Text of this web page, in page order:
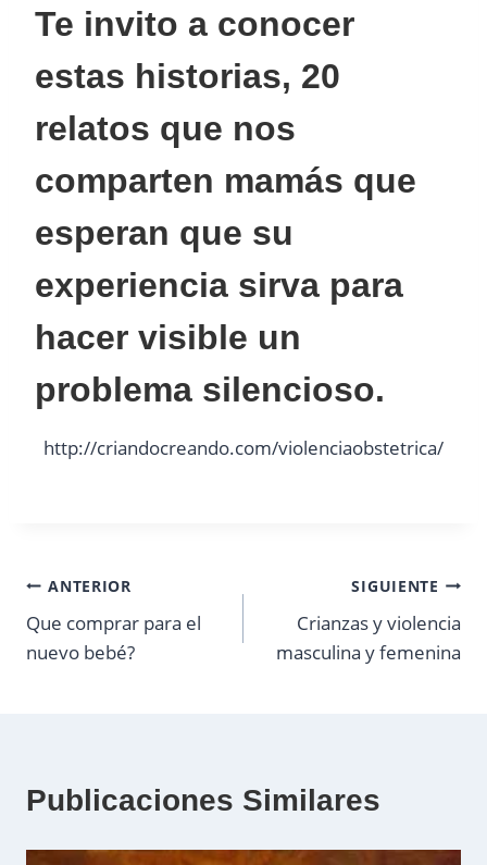
Te invito a conocer
estas historias, 20
relatos que nos
comparten mamás que
esperan que su
experiencia sirva para
hacer visible un
problema silencioso.
http://criandocreando.com/violenciaobstetrica/
Navegación
de
ANTERIOR
Que comprar para el
nuevo bebé?
SIGUIENTE
Crianzas y violencia
masculina y femenina
Publicaciones Similares